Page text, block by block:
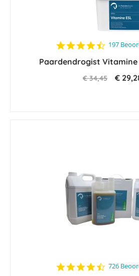
4.4
rating
197
Paardendrogist Vitamine
€ 34,45 €
4.7
726